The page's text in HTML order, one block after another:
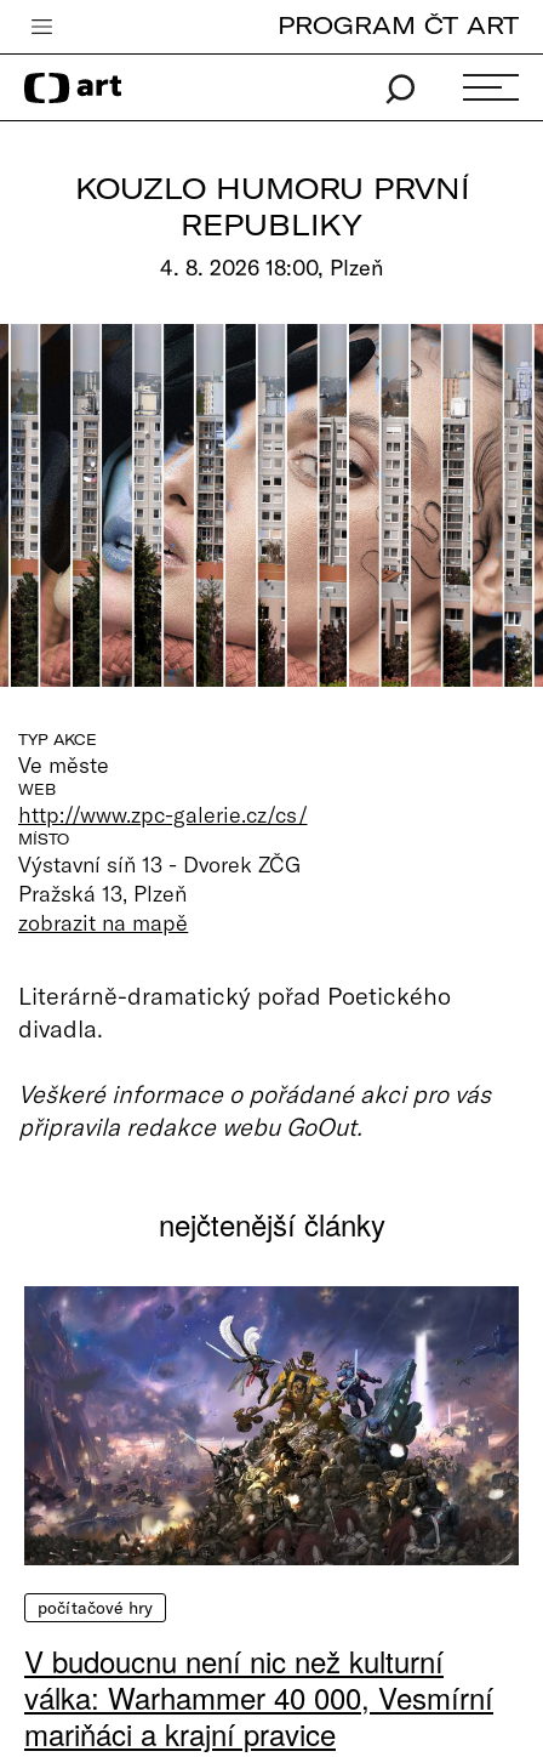
Česká televize
Zpravodajství
Vše o ČT
PROGRAM ČT ART
KOUZLO HUMORU PRVNÍ
REPUBLIKY
4. 8. 2026 18:00, Plzeň
TYP AKCE
Ve měste
WEB
http://www.zpc-galerie.cz/cs/
MÍSTO
Výstavní síň 13 - Dvorek ZČG
Pražská 13, Plzeň
zobrazit na mapě
Literárně-dramatický pořad Poetického
divadla.
Veškeré informace o pořádané akci pro vás
připravila redakce webu GoOut.
nejčtenější články
počítačové hry
V budoucnu není nic než kulturní
válka: Warhammer 40 000, Vesmírní
mariňáci a krajní pravice